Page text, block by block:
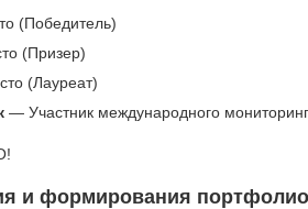
(Победитель)
(Призер)
(Лауреат)
— Участник международного
и формирования